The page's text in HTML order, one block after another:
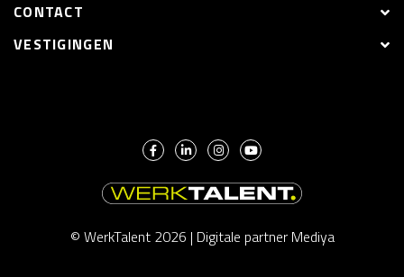
CONTACT
VESTIGINGEN
© WerkTalent 2026 | Digitale partner Mediya